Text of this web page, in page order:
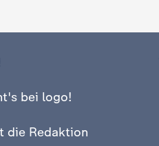
bei logo!
die Redaktion